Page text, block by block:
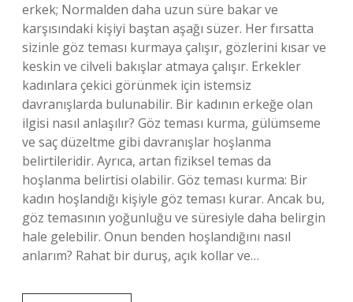
erkek; Normalden daha uzun süre bakar ve
karşısındaki kişiyi baştan aşağı süzer. Her fırsatta
sizinle göz teması kurmaya çalışır, gözlerini kısar ve
keskin ve cilveli bakışlar atmaya çalışır. Erkekler
kadınlara çekici görünmek için istemsiz
davranışlarda bulunabilir. Bir kadının erkeğe olan
ilgisi nasıl anlaşılır? Göz teması kurma, gülümseme
ve saç düzeltme gibi davranışlar hoşlanma
belirtileridir. Ayrıca, artan fiziksel temas da
hoşlanma belirtisi olabilir. Göz teması kurma: Bir
kadın hoşlandığı kişiyle göz teması kurar. Ancak bu,
göz temasının yoğunluğu ve süresiyle daha belirgin
hale gelebilir. Onun benden hoşlandığını nasıl
anlarım? Rahat bir duruş, açık kollar ve…